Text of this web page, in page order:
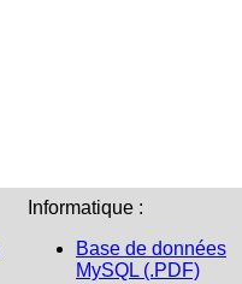
Informatique :
Base de données
MySQL (.PDF)